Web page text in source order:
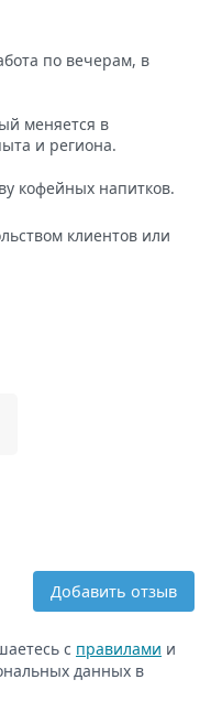
по вечерам, в
меняется в
и региона.
кофейных напитков.
клиентов или
Добавить отзыв
с правилами и
данных в